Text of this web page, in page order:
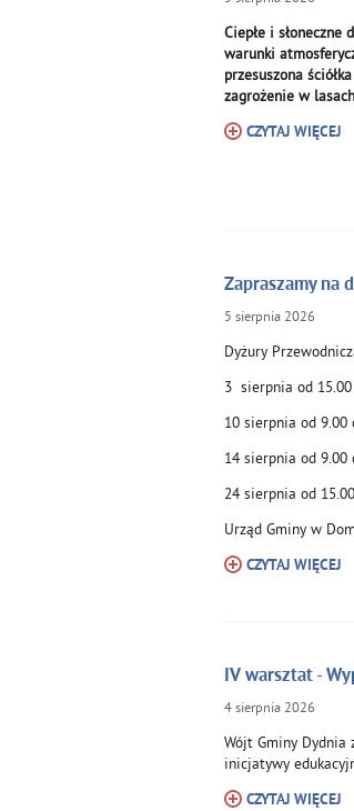
Ciepłe i
warunki
przesuszona
zagrożenie w
CZYTAJ WIĘCEJ
Zapraszamy na
5 sierpnia 2026
Dyżury
3 sierpnia od 15.00
10 sierpnia od 9.00
14 sierpnia od 9.00
24 sierpnia od
Urząd Gminy w
CZYTAJ WIĘCEJ
IV warsztat -
4 sierpnia 2026
Wójt Gminy Dydnia
inicjatywy
CZYTAJ WIĘCEJ